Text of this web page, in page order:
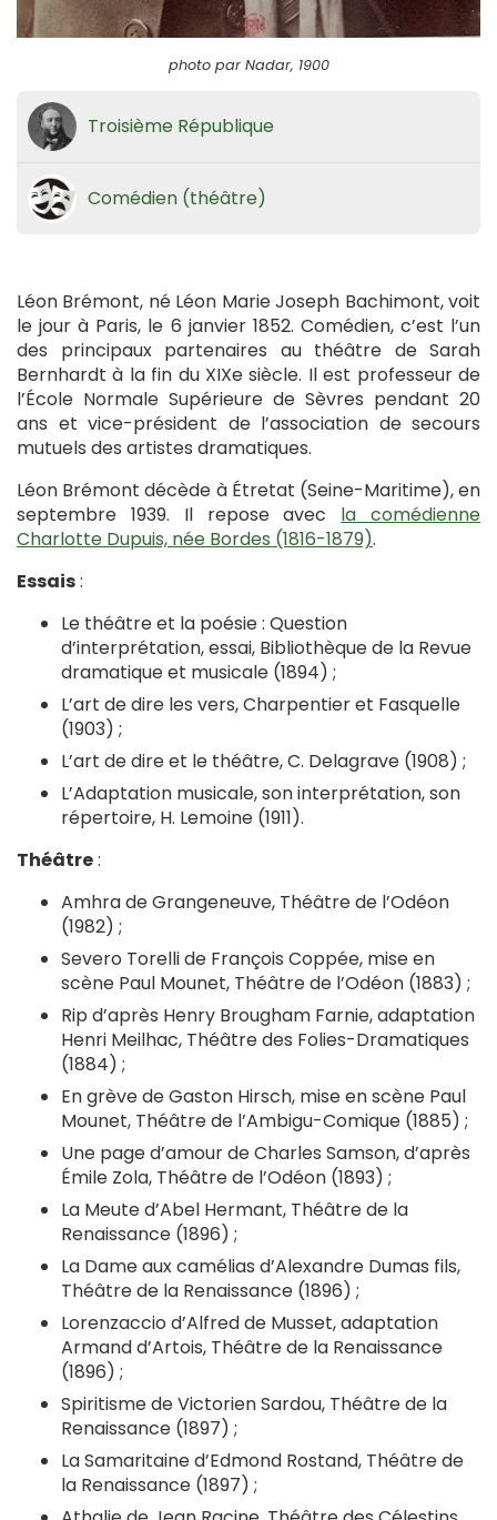
photo par Nadar, 1900
Troisième République
Comédien (théâtre)
Léon Brémont, né Léon Marie Joseph Bachimont, voit
le jour à Paris, le 6 janvier 1852. Comédien, c’est l’un
des principaux partenaires au théâtre de Sarah
Bernhardt à la fin du XIXe siècle. Il est professeur de
l’École Normale Supérieure de Sèvres pendant 20
ans et vice-président de l’association de secours
mutuels des artistes dramatiques.
Léon Brémont décède à Étretat (Seine-Maritime), en
septembre 1939. Il repose avec la comédienne
Charlotte Dupuis, née Bordes (1816-1879).
Essais:
Le théâtre et la poésie : Question
d’interprétation, essai, Bibliothèque de la Revue
dramatique et musicale (1894) ;
L’art de dire les vers, Charpentier et Fasquelle
(1903) ;
L’art de dire et le théâtre, C. Delagrave (1908) ;
L’Adaptation musicale, son interprétation, son
répertoire, H. Lemoine (1911).
Théâtre:
Amhra de Grangeneuve, Théâtre de l’Odéon
(1982) ;
Severo Torelli de François Coppée, mise en
scène Paul Mounet, Théâtre de l’Odéon (1883) ;
Rip d’après Henry Brougham Farnie, adaptation
Henri Meilhac, Théâtre des Folies-Dramatiques
(1884) ;
En grève de Gaston Hirsch, mise en scène Paul
Mounet, Théâtre de l’Ambigu-Comique (1885) ;
Une page d’amour de Charles Samson, d’après
Émile Zola, Théâtre de l’Odéon (1893) ;
La Meute d’Abel Hermant, Théâtre de la
Renaissance (1896) ;
La Dame aux camélias d’Alexandre Dumas fils,
Théâtre de la Renaissance (1896) ;
Lorenzaccio d’Alfred de Musset, adaptation
Armand d’Artois, Théâtre de la Renaissance
(1896) ;
Spiritisme de Victorien Sardou, Théâtre de la
Renaissance (1897) ;
La Samaritaine d’Edmond Rostand, Théâtre de
la Renaissance (1897) ;